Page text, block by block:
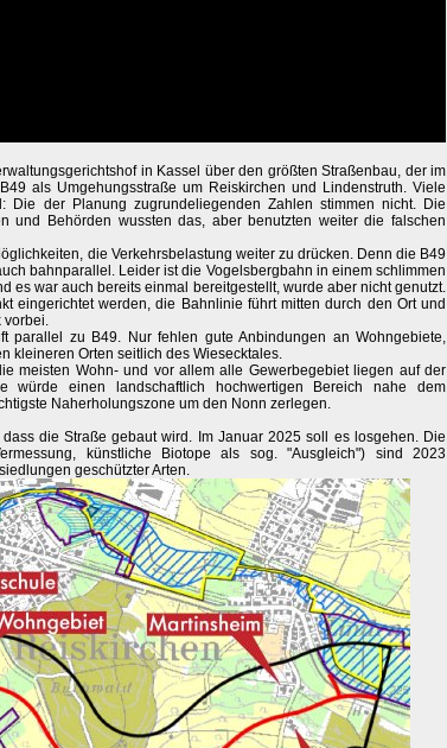
in Kassel über den größten Straßenbau, der im
als Umgehungsstraße um Reiskirchen und Lindenstruth. Viele
Die der Planung zugrundeliegenden Zahlen stimmen nicht. Die
und Behörden wussten das, aber benutzten weiter die falschen
die Verkehrsbelastung weiter zu drücken. Denn die B49
bahnparallel. Leider ist die Vogelsbergbahn in einem schlimmen
es war auch bereits einmal bereitgestellt, wurde aber nicht genutzt.
eingerichtet werden, die Bahnlinie führt mitten durch den Ort und
vorbei.
parallel zu B49. Nur fehlen gute Anbindungen an Wohngebiete,
kleineren Orten seitlich des Wiesecktales.
meisten Wohn- und vor allem alle Gewerbegebiet liegen auf der
würde einen landschaftlich hochwertigen Bereich nahe dem
Naherholungszone um den Nonn zerlegen.
die Straße gebaut wird. Im Januar 2025 soll es losgehen. Die
künstliche Biotope als sog. "Ausgleich") sind 2023
geschützter Arten.